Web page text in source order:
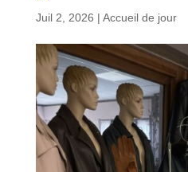
Juil 2, 2026 | Accueil de jour